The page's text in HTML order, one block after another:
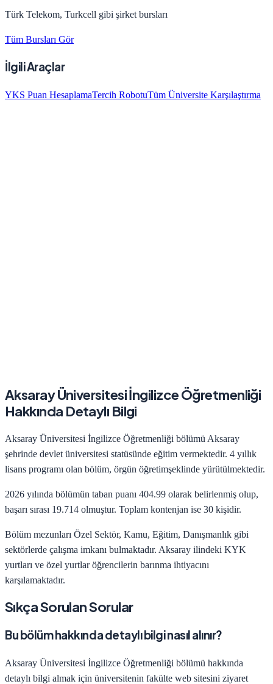
Türk Telekom, Turkcell gibi şirket bursları
Tüm Bursları Gör
İlgili Araçlar
YKS Puan HesaplamaTercih RobotuTüm Üniversite Karşılaştırma
Aksaray Üniversitesiİngilizce Öğretmenliği
Hakkında Detaylı Bilgi
Aksaray Üniversitesi İngilizce Öğretmenliği bölümü Aksaray
şehrinde devlet üniversitesi statüsünde eğitim vermektedir. 4 yıllık
lisans programı olan bölüm, örgün öğretimşeklinde yürütülmektedir.
2026 yılında bölümün taban puanı 404.99 olarak belirlenmiş olup,
başarı sırası 19.714 olmuştur. Toplam kontenjan ise 30 kişidir.
Bölüm mezunları Özel Sektör, Kamu, Eğitim, Danışmanlık gibi
sektörlerde çalışma imkanı bulmaktadır. Aksaray ilindeki KYK
yurtları ve özel yurtlar öğrencilerin barınma ihtiyacını
karşılamaktadır.
Sıkça Sorulan Sorular
Bu bölüm hakkında detaylı bilgi nasıl alınır?
Aksaray Üniversitesi İngilizce Öğretmenliği bölümü hakkında
detaylı bilgi almak için üniversitenin fakülte web sitesini ziyaret